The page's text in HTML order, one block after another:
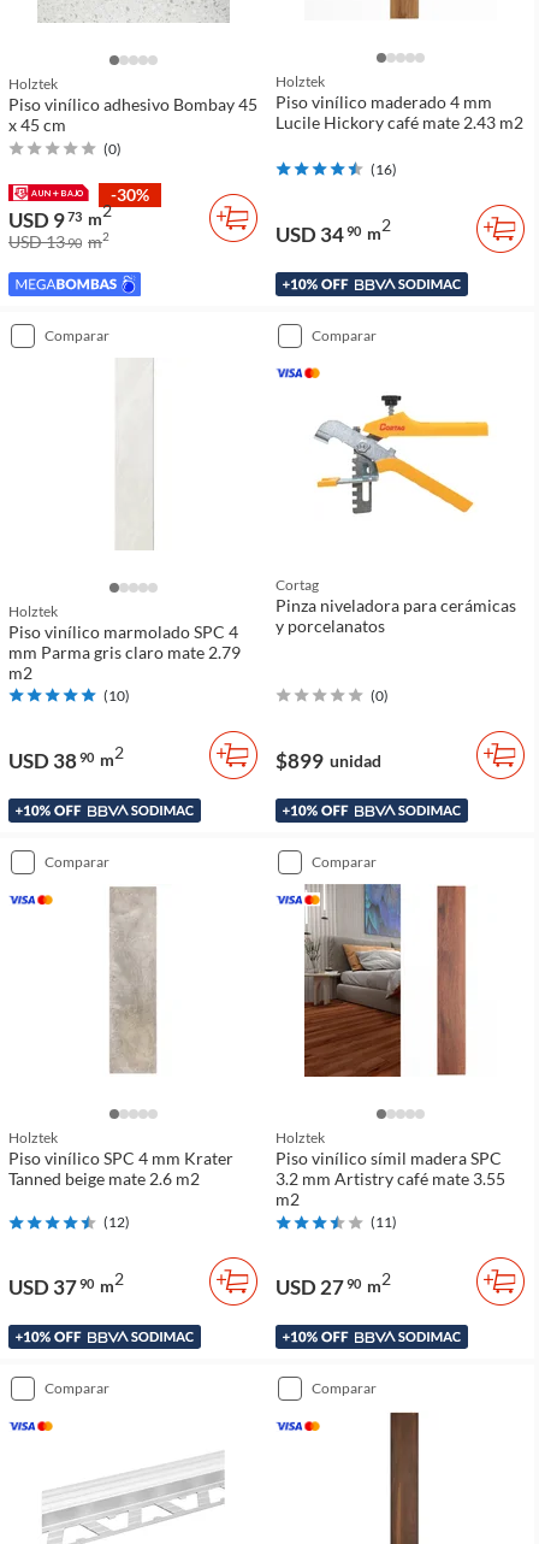
Holztek
Piso vinílico adhesivo Bombay 45
x 45 cm
(0)
-30%
USD 973 m2
USD 1390 m2
Holztek
Piso vinílico maderado 4 mm
Lucile Hickory café mate 2.43 m2
(16)
USD 3490 m2
comparar
Holztek
Piso vinílico marmolado SPC 4
mm Parma gris claro mate 2.79
m2
(10)
USD 3890 m2
comparar
Cortag
Pinza niveladora para cerámicas
y porcelanatos
(0)
$899 unidad
comparar
Holztek
Piso vinílico SPC 4 mm Krater
Tanned beige mate 2.6 m2
(12)
USD 3790 m2
comparar
Holztek
Piso vinílico símil madera SPC
3.2 mm Artistry café mate 3.55
m2
(11)
USD 2790 m2
comparar comparar